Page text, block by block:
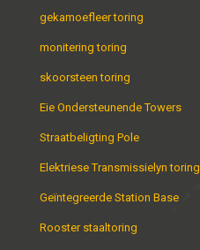
gekamoefleer toring
monitering toring
skoorsteen toring
Eie Ondersteunende Towers
Straatbeligting Pole
Elektriese Transmissielyn toring
Geïntegreerde Station Base
Rooster staaltoring